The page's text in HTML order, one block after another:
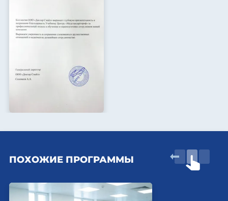
ПОХОЖИЕ ПРОГРАММЫ